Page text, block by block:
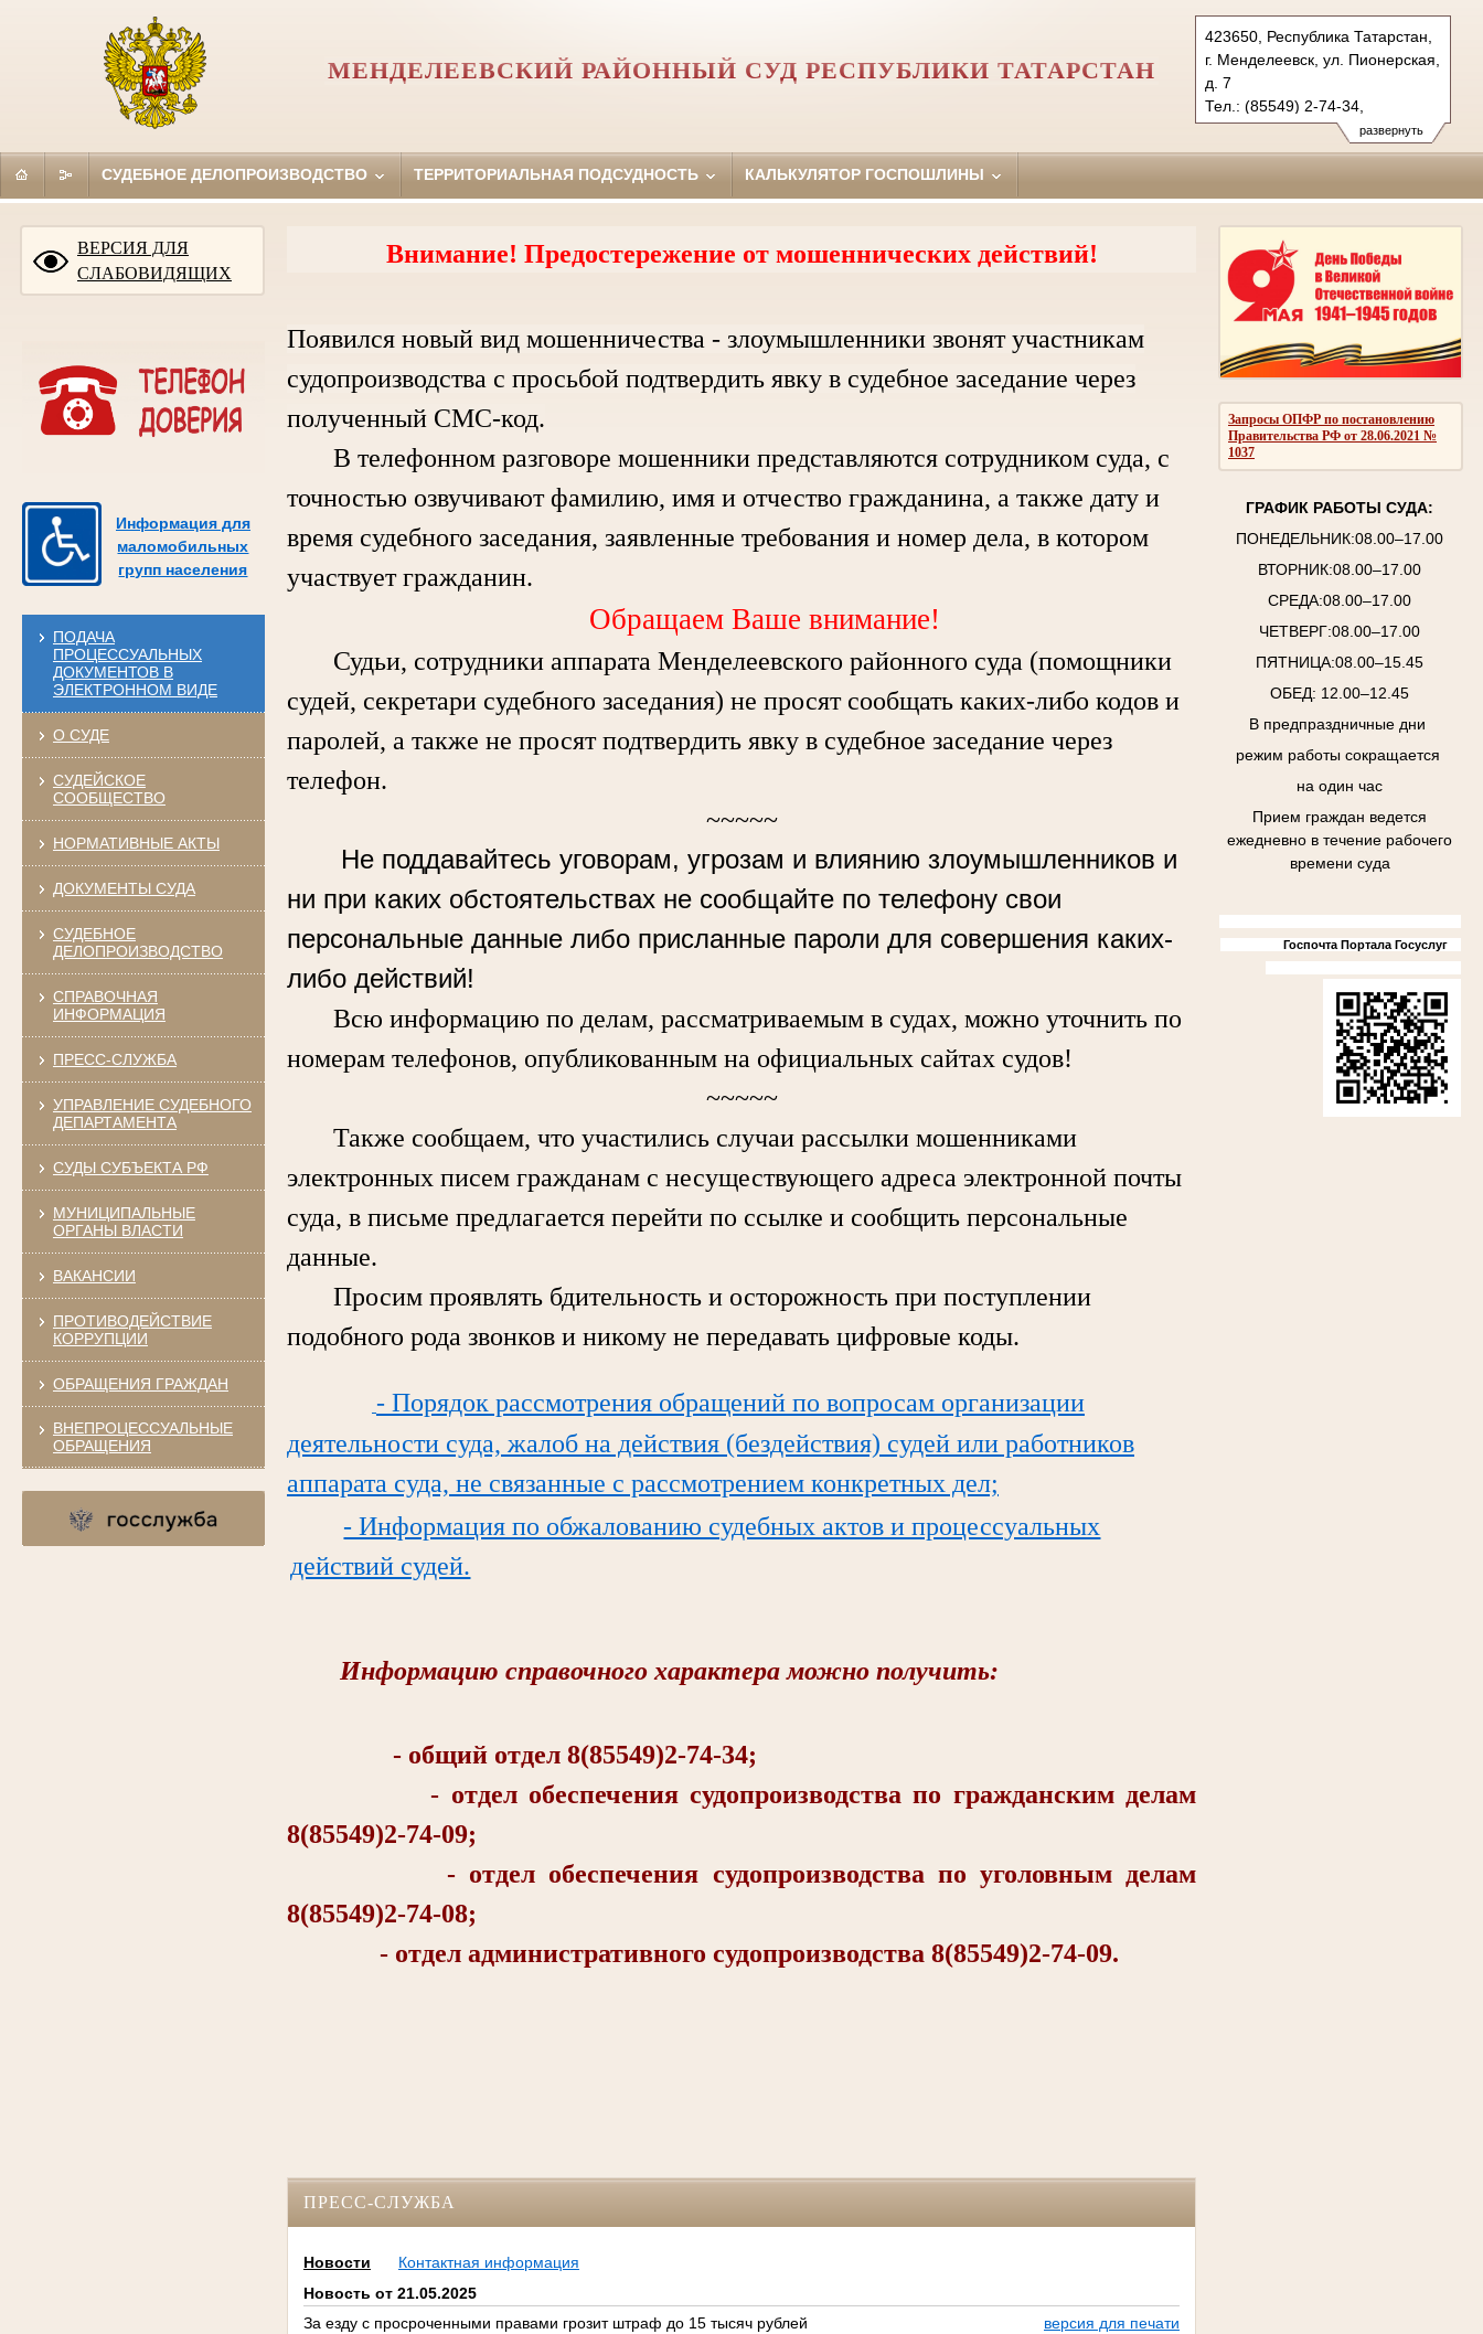
развернуть
423650, Республика Татарстан,
г. Менделеевск, ул. Пионерская,
д. 7
Тел.: (85549) 2-74-34,
(85549) 2-53-44 (ф.)
mendeleevsky.tat@sudrf.ru
МЕНДЕЛЕЕВСКИЙ РАЙОННЫЙ СУД РЕСПУБЛИКИ ТАТАРСТАН
СУДЕБНОЕ ДЕЛОПРОИЗВОДСТВО ТЕРРИТОРИАЛЬНАЯ ПОДСУДНОСТЬ КАЛЬКУЛЯТОР ГОСПОШЛИНЫ
ВЕРСИЯ ДЛЯ
СЛАБОВИДЯЩИХ
Информация для
маломобильных
групп населения
ПОДАЧА
ПРОЦЕССУАЛЬНЫХ
ДОКУМЕНТОВ В
ЭЛЕКТРОННОМ ВИДЕ
О СУДЕ
СУДЕЙСКОЕ
СООБЩЕСТВО
НОРМАТИВНЫЕ АКТЫ
ДОКУМЕНТЫ СУДА
СУДЕБНОЕ
ДЕЛОПРОИЗВОДСТВО
СПРАВОЧНАЯ
ИНФОРМАЦИЯ
ПРЕСС-СЛУЖБА
УПРАВЛЕНИЕ СУДЕБНОГО
ДЕПАРТАМЕНТА
СУДЫ СУБЪЕКТА РФ
МУНИЦИПАЛЬНЫЕ
ОРГАНЫ ВЛАСТИ
ВАКАНСИИ
ПРОТИВОДЕЙСТВИЕ
КОРРУПЦИИ
ОБРАЩЕНИЯ ГРАЖДАН
ВНЕПРОЦЕССУАЛЬНЫЕ
ОБРАЩЕНИЯ
Запросы ОПФР по постановлению
Правительства РФ от 28.06.2021 №
1037
ГРАФИК РАБОТЫ СУДА:
ПОНЕДЕЛЬНИК:08.00–17.00
ВТОРНИК:08.00–17.00
СРЕДА:08.00–17.00
ЧЕТВЕРГ:08.00–17.00
ПЯТНИЦА:08.00–15.45
ОБЕД: 12.00–12.45
В предпраздничные дни
режим работы сокращается
на один час
Прием граждан ведется
ежедневно в течение рабочего
времени суда
Госпочта Портала Госуслуг
Внимание! Предостережение от мошеннических действий!
Появился новый вид мошенничества - злоумышленники звонят участникам
судопроизводства с просьбой подтвердить явку в судебное заседание через
полученный СМС-код.
В телефонном разговоре мошенники представляются сотрудником суда, с
точностью озвучивают фамилию, имя и отчество гражданина, а также дату и
время судебного заседания, заявленные требования и номер дела, в котором
участвует гражданин.
Обращаем Ваше внимание!
Судьи, сотрудники аппарата Менделеевского районного суда (помощники
судей, секретари судебного заседания) не просят сообщать каких-либо кодов и
паролей, а также не просят подтвердить явку в судебное заседание через
телефон.
~~~~~
Не поддавайтесь уговорам, угрозам и влиянию злоумышленников и
ни при каких обстоятельствах не сообщайте по телефону свои
персональные данные либо присланные пароли для совершения каких-
либо действий!
Всю информацию по делам, рассматриваемым в судах, можно уточнить по
номерам телефонов, опубликованным на официальных сайтах судов!
~~~~~
Также сообщаем, что участились случаи рассылки мошенниками
электронных писем гражданам с несуществующего адреса электронной почты
суда, в письме предлагается перейти по ссылке и сообщить персональные
данные.
Просим проявлять бдительность и осторожность при поступлении
подобного рода звонков и никому не передавать цифровые коды.
- Порядок рассмотрения обращений по вопросам организации
деятельности суда, жалоб на действия (бездействия) судей или работников
аппарата суда, не связанные с рассмотрением конкретных дел;
- Информация по обжалованию судебных актов и процессуальных
действий судей.
Информацию справочного характера можно получить:
- общий отдел 8(85549)2-74-34;
- отдел обеспечения судопроизводства по гражданским делам
8(85549)2-74-09;
- отдел обеспечения судопроизводства по уголовным делам
8(85549)2-74-08;
- отдел административного судопроизводства 8(85549)2-74-09.
ПРЕСС-СЛУЖБА
Новости
Контактная информация
Новость от 21.05.2025
За езду с просроченными правами грозит штраф до 15 тысяч рублей
версия для печати